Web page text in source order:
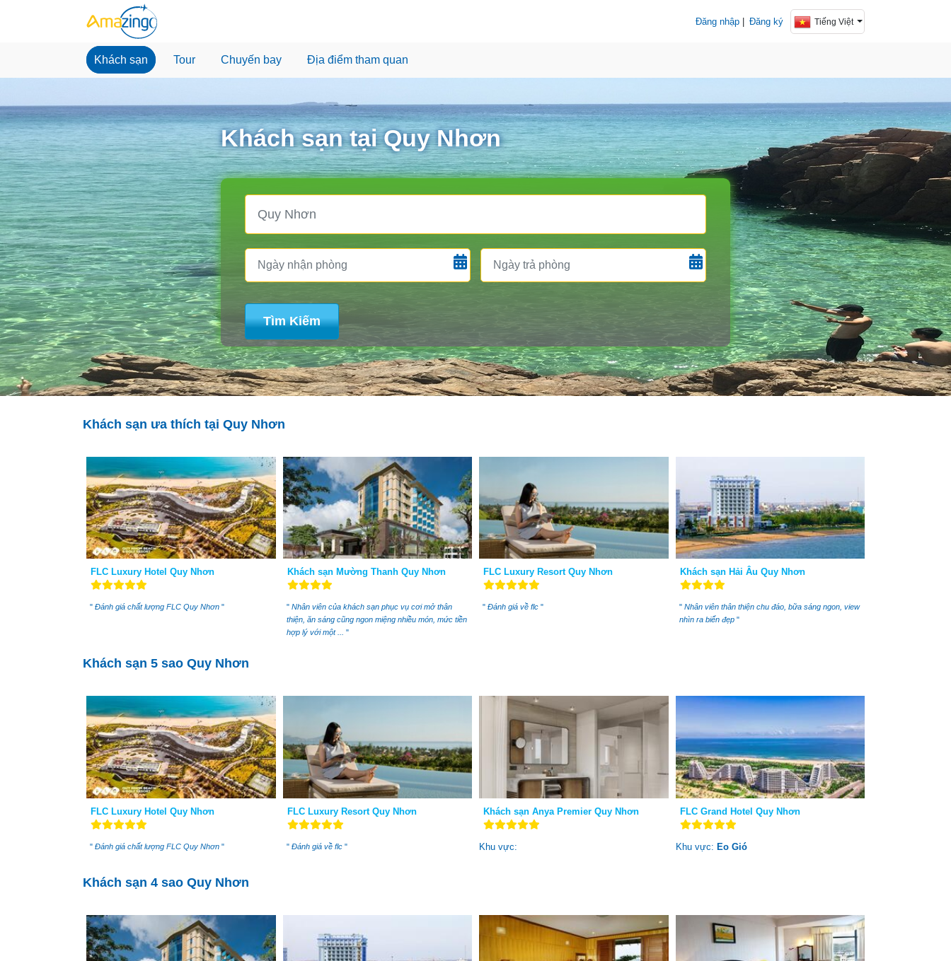
Đăng nhập | Đăng ký Tiếng Việt
Khách sạn Tour Chuyến bay Địa điểm tham quan
Khách sạn tại Quy Nhơn
Tìm Kiếm
Khách sạn ưa thích tại Quy Nhơn
FLC Luxury Hotel Quy Nhơn
" Đánh giá chất lượng FLC Quy Nhơn "
Khách sạn Mường Thanh Quy Nhơn
"Nhân viên của khách sạn phục vụ cơi mở thân
thiện, ăn sáng cũng ngon miệng nhiều món, mức tiền
hợp lý với một ... "
FLC Luxury Resort Quy Nhơn
" Đánh giá về flc "
Khách sạn Hải Âu Quy Nhơn
"Nhân viên thân thiện chu đáo, bữa sáng ngon, view
nhìn ra biển đẹp "
Khách sạn 5 sao Quy Nhơn
FLC Luxury Hotel Quy Nhơn
" Đánh giá chất lượng FLC Quy Nhơn "
FLC Luxury Resort Quy Nhơn
"Đánh giá về flc "
Khách sạn Anya Premier Quy Nhơn
Khu vực:
FLC Grand Hotel Quy Nhơn
Khu vực: Eo Gió
Khách sạn 4 sao Quy Nhơn